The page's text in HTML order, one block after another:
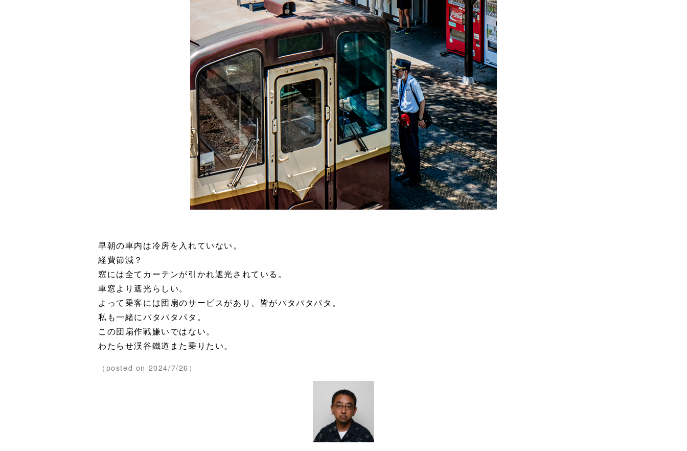
早朝の車内は冷房を入れていない。
経費節減？
窓には全てカーテンが引かれ遮光されている。
車窓より遮光らしい。
よって乗客には団扇のサービスがあり、皆がパタパタパタ。
私も一緒にパタパタパタ。
この団扇作戦嫌いではない。
わたらせ渓谷鐵道また乗りたい。
（posted on 2024/7/26）